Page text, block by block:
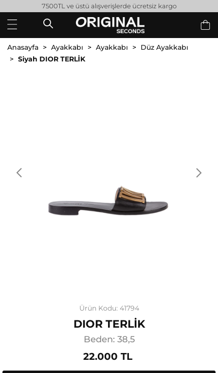
7500TL ve üstü alışverişlerde ücretsiz kargo
Anasayfa Ayakkabı Ayakkabı
Düz Ayakkabı
Siyah DIOR TERLİK
Ürün Kodu: 41794
DIOR TERLİK
Beden: 38,5
22.000 TL